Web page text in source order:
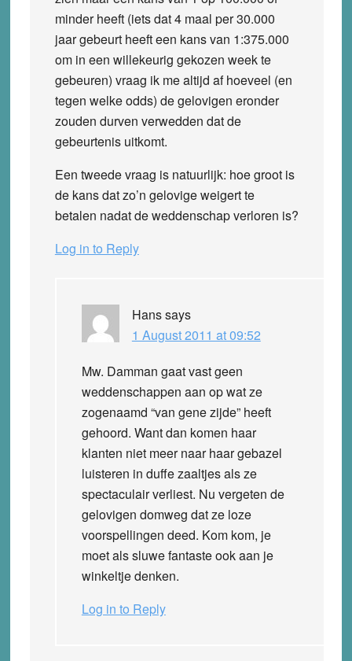
minder heeft (iets dat 4 maal per 30.000
jaar gebeurt heeft een kans van 1:375.000
om in een willekeurig gekozen week te
gebeuren) vraag ik me altijd af hoeveel (en
tegen welke odds) de gelovigen eronder
zouden durven verwedden dat de
gebeurtenis uitkomt.
Een tweede vraag is natuurlijk: hoe groot is
de kans dat zo’n gelovige weigert te
betalen nadat de weddenschap verloren is?
Log in to Reply
Hanssays
1 August 2011 at 09:52
Mw. Damman gaat vast geen
weddenschappen aan op wat ze
zogenaamd “van gene zijde” heeft
gehoord. Want dan komen haar
klanten niet meer naar haar gebazel
luisteren in duffe zaaltjes als ze
spectaculair verliest. Nu vergeten de
gelovigen domweg dat ze loze
voorspellingen deed. Kom kom, je
moet als sluwe fantaste ook aan je
winkeltje denken.
Log in to Reply